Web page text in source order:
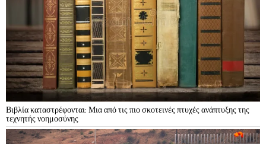
Βιβλία καταστρέφονται: Μια από τις πιο σκοτεινές πτυχές ανάπτυξης της
τεχνητής νοημοσύνης